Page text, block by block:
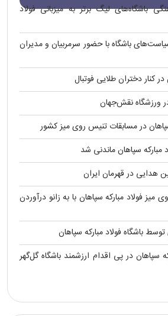
باشگاه‌های لیگ برتر به میزبانی فولاد
باشگاه با حضور سرمربیان و مدیران
کنار دختران طلایی فوتبال
ورزشگاه نقش‌جهان
در مسابقات تنیس روی میز کشور
مبارکه سپاهان ماندنی شد
هدایی در قهرمان ایران
میز فولاد مبارکه سپاهان با به زانو درآوردن
توسط باشگاه فولاد مبارکه سپاهان
سپاهان در پی اقدام ارزشمند باشگاه گل‌گهر